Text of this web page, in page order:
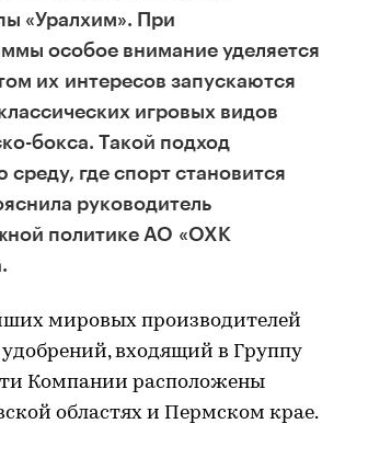
«Уралхим». При
особое внимание уделяется
их интересов запускаются
игровых видов
бокса. Такой подход
где спорт становится
руководитель
политике АО «ОХК
мировых производителей
входящий в Группу
Компании расположены
областях и Пермском крае.